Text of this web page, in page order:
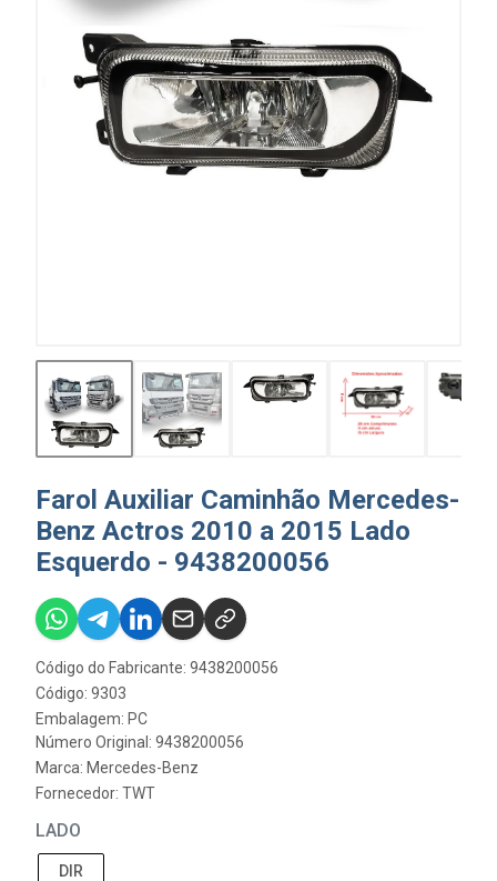
Farol Auxiliar Caminhão Mercedes-
Benz Actros 2010 a 2015 Lado
Esquerdo - 9438200056
Código do Fabricante: 9438200056
Código: 9303
Embalagem: PC
Número Original: 9438200056
Marca: Mercedes-Benz
Fornecedor: TWT
LADO
DIR